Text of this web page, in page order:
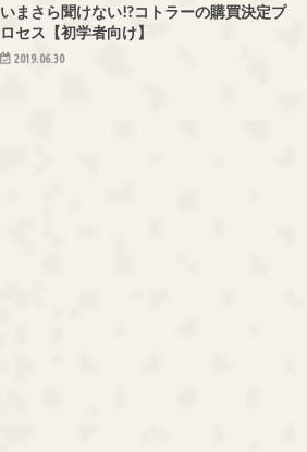
いまさら聞けない!?コトラーの購買決定プ
ロセス【初学者向け】
2019.06.30